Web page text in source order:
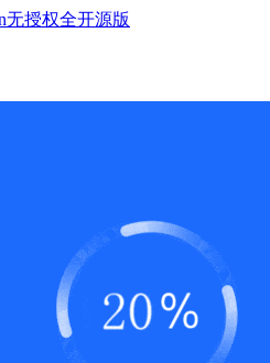
无授权全开源版